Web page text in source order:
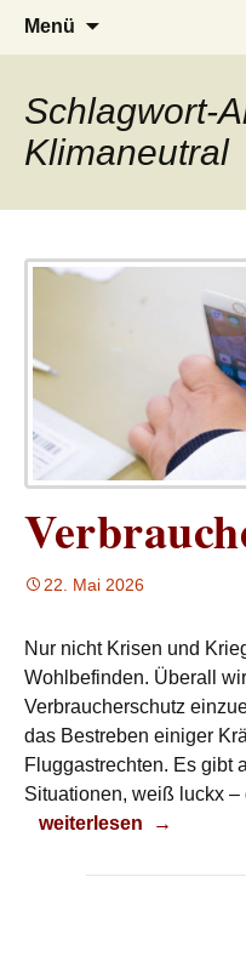
LUCKX
– das Magazin
Menü
Schlagwort-
Klimaneutral
22. Mai 2026
Nur nicht Krisen und
Wohlbefinden. Überall
Verbraucherschutz
das Bestreben einiger
Fluggastrechten. Es gibt
Situationen, weiß luckx –
Verbraucherschutz
weiterlesen →